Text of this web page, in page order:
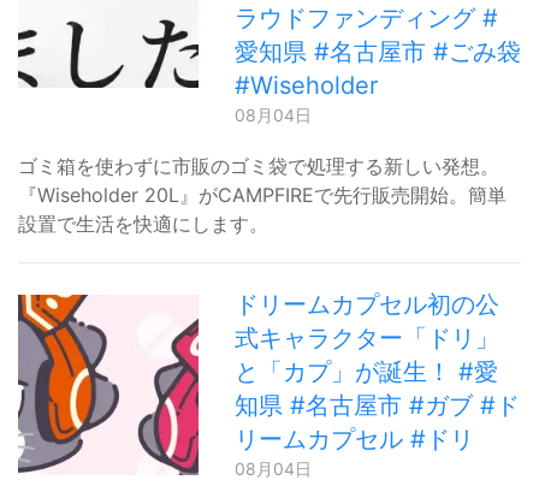
ラウドファンディング #
愛知県 #名古屋市 #ごみ袋
#Wiseholder
08月04日
ゴミ箱を使わずに市販のゴミ袋で処理する新しい発想。
『Wiseholder 20L』がCAMPFIREで先行販売開始。簡単
設置で生活を快適にします。
ドリームカプセル初の公
式キャラクター「ドリ」
と「カプ」が誕生！ #愛
知県 #名古屋市 #ガブ #ド
リームカプセル #ドリ
08月04日